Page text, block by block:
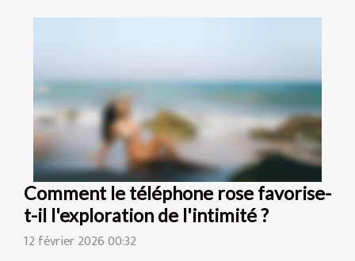
Comment le téléphone rose favorise-
t-il l'exploration de l'intimité ?
12 février 2026 00:32